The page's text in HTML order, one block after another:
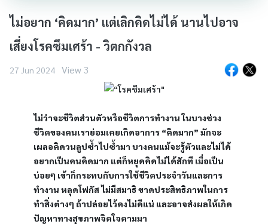
ไม่อยาก ‘คิดมาก’ แต่เลิกคิดไม่ได้ นานไปอาจ
เสี่ยงโรคซึมเศร้า - วิตกกังวล
27 Jun 2024 View 3
ไม่ว่าจะชีวิตส่วนตัวหรือชีวิตการทำงาน ในบางช่วง
ชีวิตของคนเราย่อมเคยเกิดอาการ “คิดมาก” มักจะ
เผลอคิดวนลูปซ้ำไปซ้ำมา บางคนแม้จะรู้ตัวและไม่ได้
อยากเป็นคนคิดมาก แต่ก็หยุดคิดไม่ได้สักที เมื่อเป็น
บ่อยๆ เข้าก็กระทบกับการใช้ชีวิตประจำวันและการ
ทำงาน หลุดโฟกัส ไม่มีสมาธิ ขาดประสิทธิภาพในการ
ทำสิ่งต่างๆ ถ้าปล่อยไว้คงไม่ดีแน่ และอาจส่งผลให้เกิด
ปัญหาทางสุขภาพจิตใจตามมา